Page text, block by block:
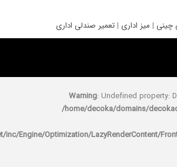
| تعمیر صندلی اداری
Warning:
/home/decoka/
rocket/inc/Engine/Optimization/